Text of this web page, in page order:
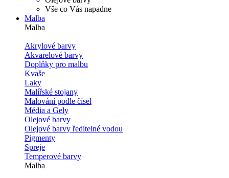
Vše co Vás napadne
Malba
Malba
Akrylové barvy
Akvarelové barvy
Doplňky pro malbu
Kvaše
Laky
Malířské stojany
Malování podle čísel
Média a Gely
Olejové barvy
Olejové barvy ředitelné vodou
Pigmenty
Spreje
Temperové barvy
Malba